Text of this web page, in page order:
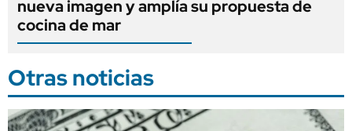
nueva imagen y amplía su propuesta de
cocina de mar
Otras noticias